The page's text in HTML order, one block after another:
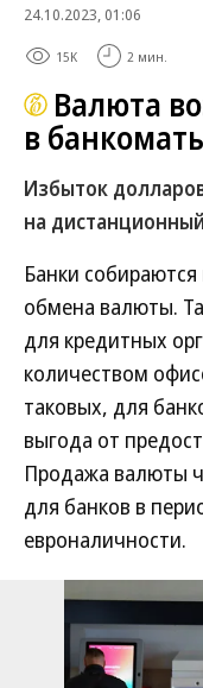
24.10.2023, 01:06
15K 2 мин.
Валюта
в
Избыток
на
Банки
обмена валюты.
для кредитных
количеством
таковых, для
выгода от
Продажа валюты
для банков в
евроналичности.